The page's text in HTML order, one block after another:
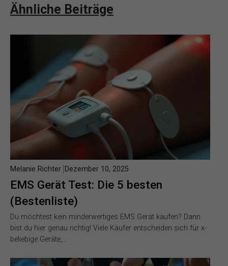
Ähnliche Beiträge
EMS Gerät Test: Die 5 besten
(Bestenliste)
Melanie Richter Dezember 10, 2025
Du möchtest kein minderwertiges EMS Gerät kaufen? Dann
bist du hier genau richtig! Viele Käufer entscheiden sich für x-
beliebige Geräte,…